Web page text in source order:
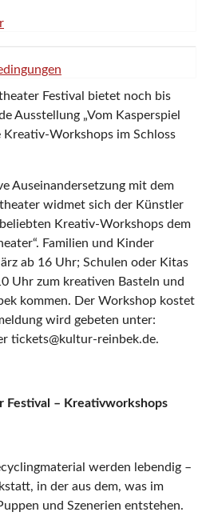
Festival bietet noch bis
Ausstellung „Vom Kasperspiel
Workshops im Schloss
Auseinandersetzung mit dem
widmet sich der Künstler
Kreativ-Workshops dem
Familien und Kinder
ab 16 Uhr; Schulen oder Kitas
Uhr zum kreativen Basteln und
kommen. Der Workshop kostet
wird gebeten unter:
tickets@kultur-reinbek.de.
Festival – Kreativworkshops
werden lebendig –
in der aus dem, was im
und Szenerien entstehen.